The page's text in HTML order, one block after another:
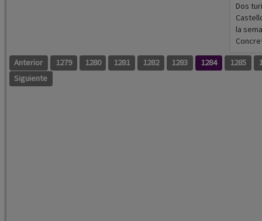
Dos
la
Anterior 1279 1280 1281 1282 1283 1284 1285
Siguiente